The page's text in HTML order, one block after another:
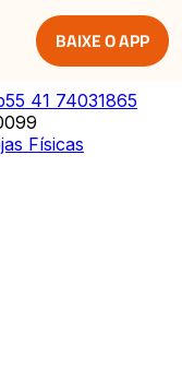
BAIXE O APP
55 41 74031865
Físicas